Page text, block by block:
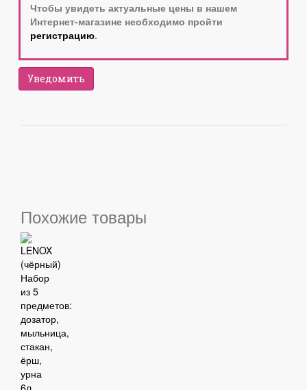
Чтобы увидеть актуальные цены в нашем
Интернет-магазине необходимо пройти
регистрацию.
Уведомить
Похожие товары